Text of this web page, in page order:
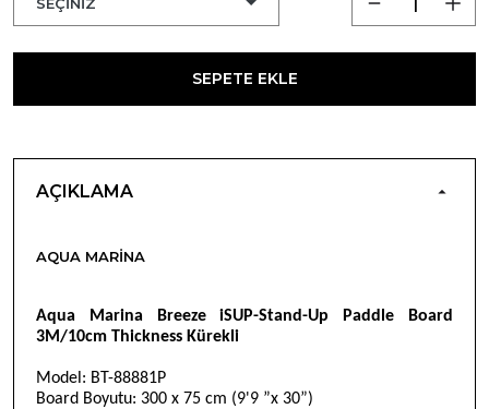
SEPETE EKLE
AÇIKLAMA
AQUA MARINA
Aqua Marina Breeze iSUP-Stand-Up Paddle Board
3M/10cm Thickness Kürekli
Model: BT-88881P
Board Boyutu: 300 x 75 cm (9'9 ”x 30”)